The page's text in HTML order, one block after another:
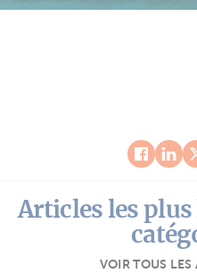
Articles les
VOIR TOUS LES